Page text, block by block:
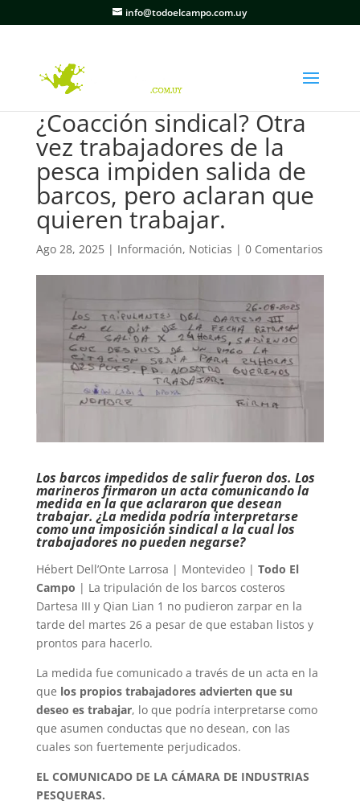
info@todoelcampo.com.uy
¿Coacción sindical? Otra
vez trabajadores de la
pesca impiden salida de
barcos, pero aclaran que
quieren trabajar.
Ago 28, 2025| Información, Noticias | 0 Comentarios
Los barcos impedidos de salir fueron dos. Los
marineros firmaron un acta comunicando la
medida en la que aclararon que desean
trabajar. ¿La medida podría interpretarse
como una imposición sindical a la cual los
trabajadores no pueden negarse?
Hébert Dell’Onte Larrosa | Montevideo | Todo El
Campo | La tripulación de los barcos costeros
Dartesa III y Qian Lian 1 no pudieron zarpar en la
tarde del martes 26 a pesar de que estaban listos y
prontos para hacerlo.
La medida fue comunicado a través de un acta en la
que los propios trabajadores advierten que su
deseo es trabajar, lo que podría interpretarse como
que asumen conductas que no desean, con las
cuales son fuertemente perjudicados.
EL COMUNICADO DE LA CÁMARA DE INDUSTRIAS
PESQUERAS.